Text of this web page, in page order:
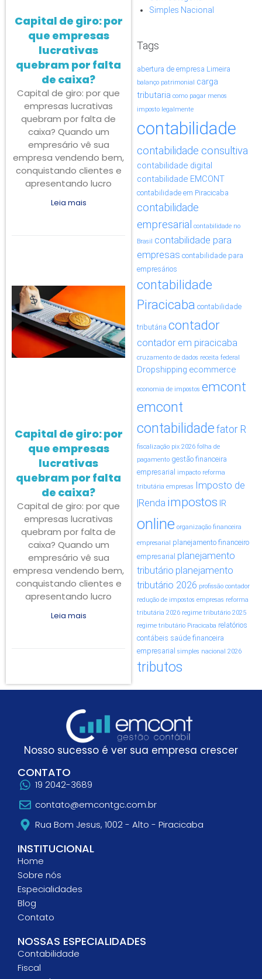
Capital de giro: por
que empresas
lucrativas
quebram por falta
de caixa?
Capital de giro: por que
empresas lucrativas
quebram por falta de
caixa? Quando um
empresário vê sua
empresa vendendo bem,
conquistando clientes e
apresentando lucro
Leia mais
Capital de giro: por
que empresas
lucrativas
quebram por falta
de caixa?
Capital de giro: por que
empresas lucrativas
quebram por falta de
caixa? Quando um
empresário vê sua
empresa vendendo bem,
conquistando clientes e
apresentando lucro
Leia mais
Simples Nacional
Tags
abertura de empresa Limeira
balanço patrimonial carga
tributaria como pagar menos
imposto legalmente
contabilidade
contabilidade consultiva
contabilidade digital
contabilidade EMCONT
contabilidade em Piracicaba
contabilidade
empresarial
contabilidade no
Brasil contabilidade para
empresas contabilidade para
empresários
contabilidade
Piracicaba contabilidade
tributária contador
contador em piracicaba
cruzamento de dados receita federal
Dropshipping ecommerce
economia de impostos emcont
emcont
contabilidade fator R
fiscalização pix 2026 folha de
pagamento gestão financeira
empresarial
impacto reforma
tributária empresas Imposto de
|Renda impostos IR
online organização financeira
empresarial planejamento financeiro
empresarial planejamento
tributário planejamento
tributário 2026 profissão contador
redução de impostos empresas reforma
tributária 2026 regime tributário 2025
regime tributário Piracicaba relatórios
contábeis saúde financeira
empresarial simples nacional 2026
tributos
Nosso sucesso é ver sua empresa crescer
CONTATO
19 2042-3689
contato@emcontgc.com.br
Rua Bom Jesus, 1002 - Alto - Piracicaba
INSTITUCIONAL
Home
Sobre nós
Especialidades
Blog
Contato
NOSSAS ESPECIALIDADES
Contabilidade
Fiscal